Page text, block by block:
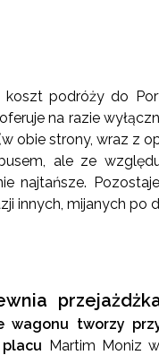
podróży do
na razie
obie strony, wraz z
ale ze
najtańsze.
innych, mijanych po
wagonu tworzy
Martim Moniz